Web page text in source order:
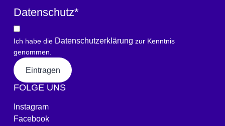
Datenschutz*
Ich habe die Datenschutzerklärung zur Kenntnis
genommen.
Eintragen
FOLGE UNS
Instagram
Facebook